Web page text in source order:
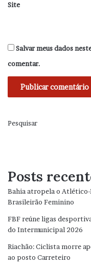
Site
Salvar meus dados
comentar.
Pesquisar
Posts
Bahia atropela o Atlético-
Brasileirão Feminino
FBF reúne ligas
do Intermunicipal 2026
Riachão: Ciclista morre
ao posto Carreteiro